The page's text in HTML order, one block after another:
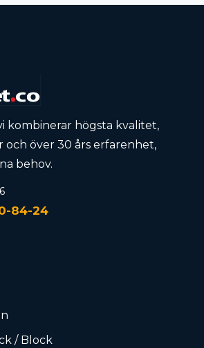
kombinerar högsta kvalitet,
och över 30 års erfarenhet,
behov.
84-24
/ Block